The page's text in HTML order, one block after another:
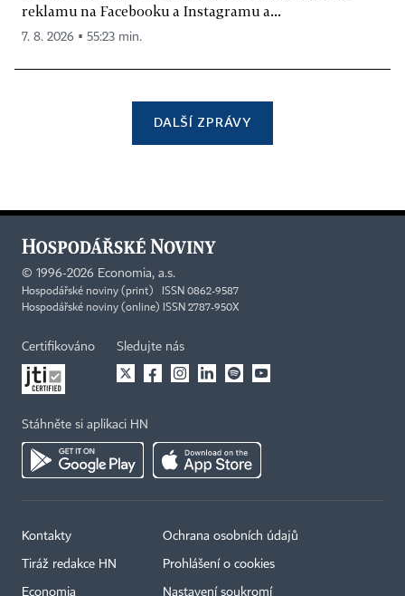
reklamu na Facebooku a Instagramu a...
7. 8. 2026 ▪ 55:23 min.
DALŠÍ ZPRÁVY
© 1996-2026 Economia, a.s.
Hospodářské noviny (print) ISSN 0862-9587
Hospodářské noviny (online) ISSN 2787-950X
Certifikováno Sledujte nás
Stáhněte si aplikaci HN
Kontakty
Tiráž redakce HN
Economia
Ochrana osobních údajů
Prohlášení o cookies
Nastavení soukromí